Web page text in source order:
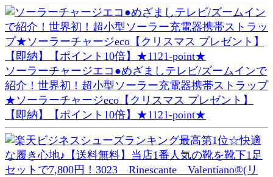
ソーラーチャージエコ●めざましテレビ/ズームインで
紹介！世界初！超小型ソーラー充電器携帯ストラップ
★ソーラーチャージeco【クリスマス プレゼント】
【即納】【ポイント10倍】★1121-point★